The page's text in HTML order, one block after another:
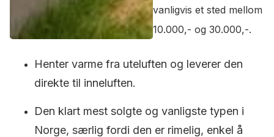
vanligvis et sted mellom
10.000,- og 30.000,-.
Henter varme fra uteluften og leverer den
direkte til inneluften.
Den klart mest solgte og vanligste typen i
Norge, særlig fordi den er rimelig, enkel å